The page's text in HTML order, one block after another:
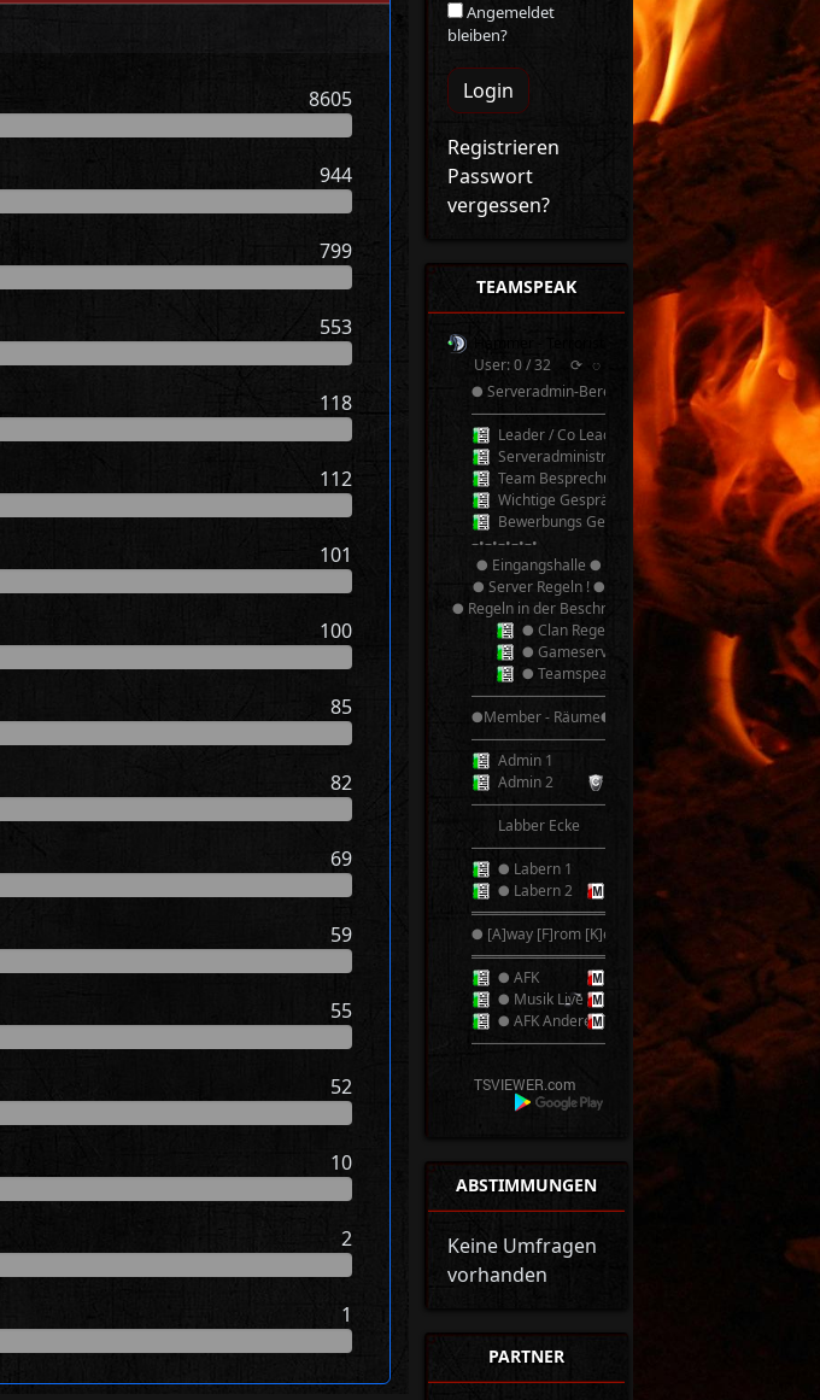
8605
944
799
553
118
112
101
100
85
82
69
59
55
52
10
2
1
Angemeldet
bleiben?
Login
Registrieren
Passwort
vergessen?
TEAMSPEAK
Hammer - Terroristen v2.0 TeamSpeak³
User: 0 / 32
⟳ ◌
● Serveradmin-Bereich ●
──────────
Leader / Co Leader
Serveradministrator
Team Besprechung
Wichtige Gespräche! Bitte nicht Stören!
Bewerbungs Gespräche
–•–•–•–•–•
● Eingangshalle ●
● Server Regeln ! ●
● Regeln in der Beschreibung ●
● Clan Regeln ●
● Gameserver Regeln ●
● Teamspeak 3 Regeln ●
──────────
●Member - Räume●
──────────
Admin 1
Admin 2
──────────
Labber Ecke
──────────
● Labern 1
● Labern 2
══════════
● [A]way [F]rom [K]eyboard ●
══════════
● AFK
● Musik Live
● AFK Anderer TS
──────────
ABSTIMMUNGEN
Keine Umfragen
vorhanden
PARTNER